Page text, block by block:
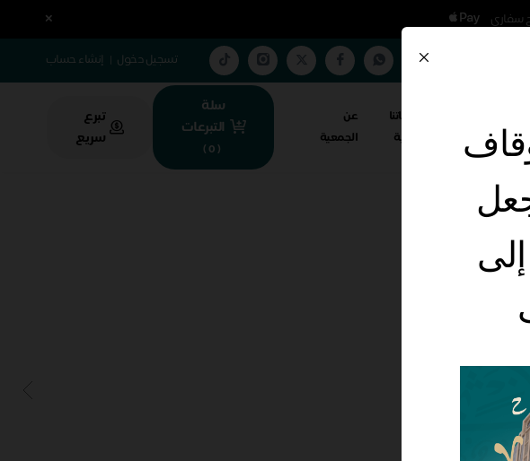
سفاري ×
تسجيل دخول | إنشاء حساب
مشروع
حساباتنا
البنكية
عن
الجمعية
سلة
التبرعات
(
0
)
تبرع
سريع